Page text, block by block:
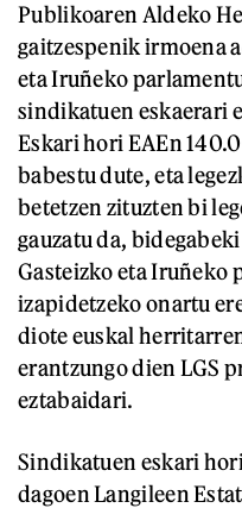
Publikoaren Aldeko
gaitzespenik irmoena
eta Iruñeko
sindikatuen eskaerari
Eskari hori EAEn
babestu dute, eta
betetzen zituzten bi
gauzatu da,
Gasteizko eta Iruñeko
izapidetzeko onartu
diote euskal
erantzungo dien LGS
eztabaidari.
Sindikatuen eskari
dagoen Langileen